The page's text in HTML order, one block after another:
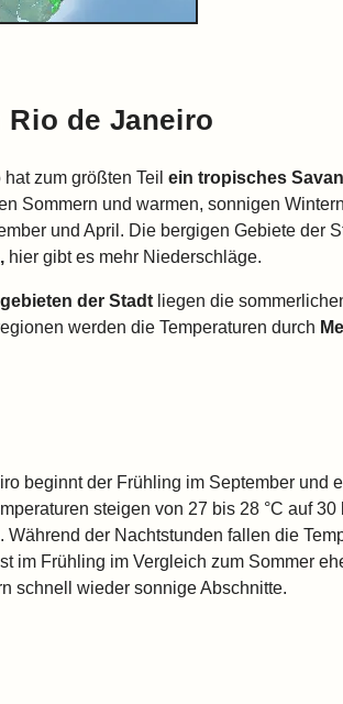
Rio de Janeiro
zum größten Teil ein tropisches
Sommern und warmen, sonnigen
und April. Die bergigen Gebiete der
hier gibt es mehr Niederschläge.
der Stadt liegen die
werden die Temperaturen durch
beginnt der Frühling im September und
steigen von 27 bis 28 °C auf
Während der Nachtstunden fallen die
im Frühling im Vergleich zum Sommer
schnell wieder sonnige Abschnitte.